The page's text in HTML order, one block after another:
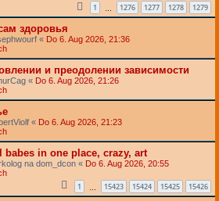
1 1276 1277 1278 1279
здоровья
« Do 6. Aug 2026, 21:36
и преодолении зависимости
« Do 6. Aug 2026, 21:26
« Do 6. Aug 2026, 21:23
babes in one place, crazy, art
na dom_dcon « Do 6. Aug 2026, 20:55
1 15423 15424 15425 15426